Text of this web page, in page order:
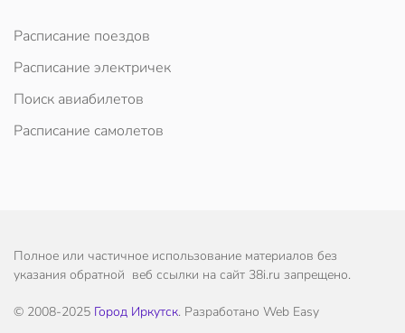
Расписание поездов
Расписание электричек
Поиск авиабилетов
Расписание самолетов
Полное или частичное использование материалов без
указания обратной веб ссылки на сайт 38i.ru запрещено.
© 2008-2025 Город Иркутск. Разработано Web Easy